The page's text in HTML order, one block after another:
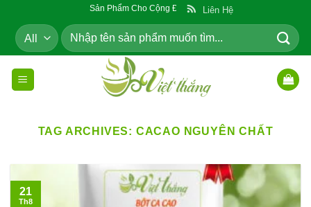
content
Sản Phẩm Cho Cộng Đồng Liên Hệ
Tìm
kiếm:
TAG ARCHIVES: CACAO NGUYÊN CHẤT
21
Th8